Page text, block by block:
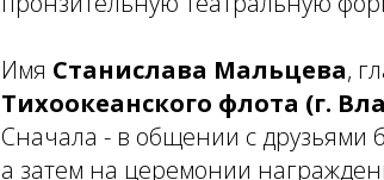
Имя Станислава Мальцева,
Тихоокеанского флота (г.
Сначала - в общении с друзьями
а затем на церемонии